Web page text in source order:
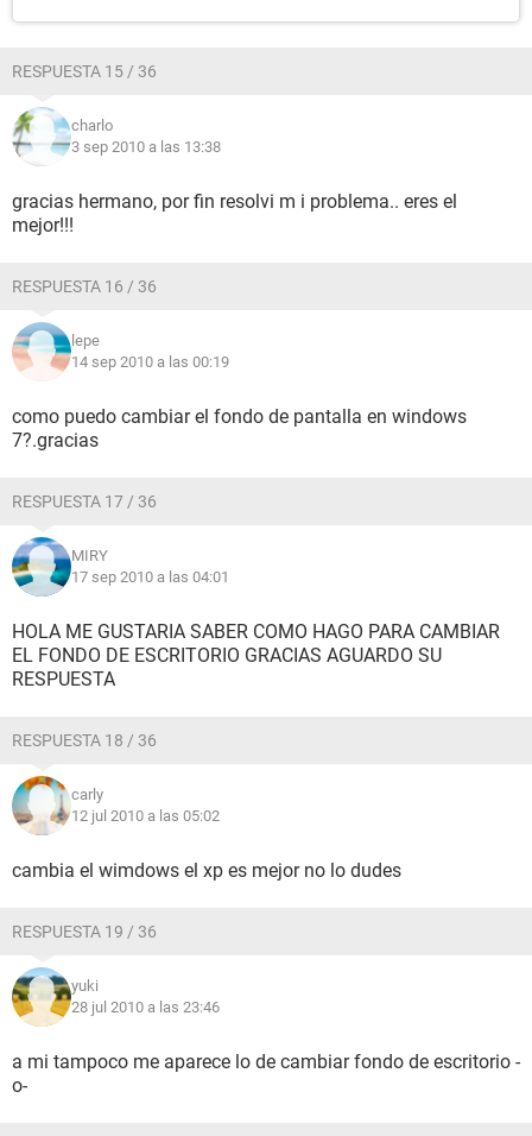
RESPUESTA 15 / 36
charlo
3 sep 2010 a las 13:38
gracias hermano, por fin resolvi m i problema.. eres el
mejor!!!
RESPUESTA 16 / 36
lepe
14 sep 2010 a las 00:19
como puedo cambiar el fondo de pantalla en windows
7?.gracias
RESPUESTA 17 / 36
MIRY
17 sep 2010 a las 04:01
HOLA ME GUSTARIA SABER COMO HAGO PARA CAMBIAR
EL FONDO DE ESCRITORIO GRACIAS AGUARDO SU
RESPUESTA
RESPUESTA 18 / 36
carly
12 jul 2010 a las 05:02
cambia el wimdows el xp es mejor no lo dudes
RESPUESTA 19 / 36
yuki
28 jul 2010 a las 23:46
a mi tampoco me aparece lo de cambiar fondo de escritorio -
o-